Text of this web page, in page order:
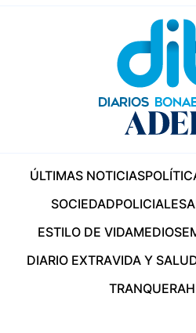
ÚLTIMAS NOTICIAS
SOCIEDADPOLICIALES
ESTILO DE VIDAMEDIOS
DIARIO EXTRAVIDA Y
TRANQUERA